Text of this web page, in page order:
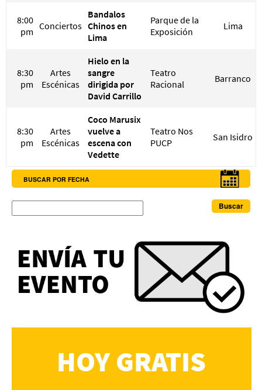
8:00
pm Conciertos
Bandalos
Chinos en
Lima
Parque de la
Exposición
Lima
8:30
pm
Artes
Escénicas
Hielo en la
sangre
dirigida por
David Carrillo
Teatro
Racional
Barranco
8:30
pm
Artes
Escénicas
Coco Marusix
vuelve a
escena con
Vedette
Teatro Nos
PUCP
San Isidro
BUSCAR POR FECHA
HOY GRATIS